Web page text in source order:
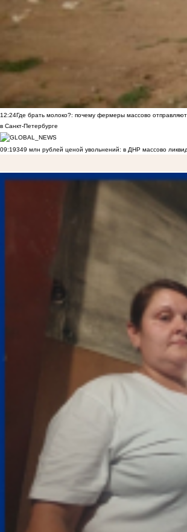
12:24Где брать молоко?: почему фермеры массово
в Санкт-Петербурге
09:19349 млн рублей ценой увольнений: в ДНР массово